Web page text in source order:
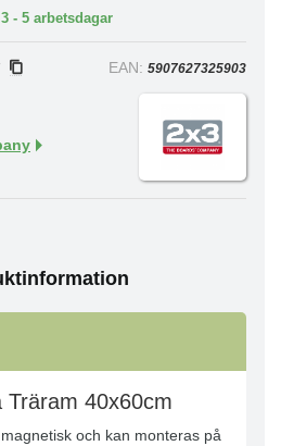
- 5 arbetsdagar
EAN: 5907627325903
Träram 40x60cm
och kan monteras på